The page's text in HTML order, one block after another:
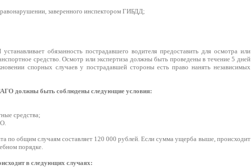
заверенного инспектором ГИБДД;
устанавливает обязанность пострадавшего водителя предоставить для осмотра или
средство. Осмотр или экспертиза должны быть проведены в течение 5 дней
спорных случаев у пострадавшей стороны есть право нанять независимых
должны быть соблюдены следующие условия:
средства;
по общим случаям составляет 120 000 рублей. Если сумма ущерба выше, происходит
порядке.
в следующих случаях: